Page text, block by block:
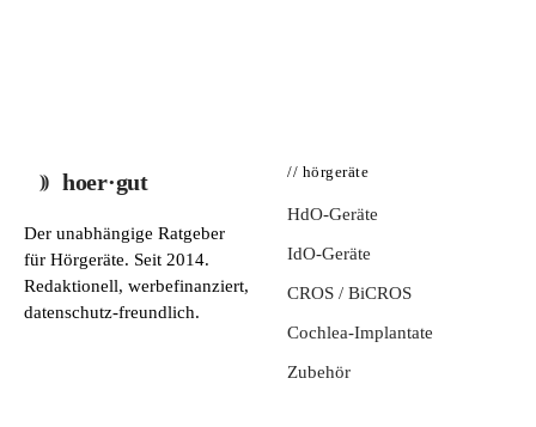
hoer·gut
Der unabhängige Ratgeber
für Hörgeräte. Seit 2014.
Redaktionell, werbefinanziert,
datenschutz-freundlich.
// hörgeräte
HdO-Geräte
IdO-Geräte
CROS / BiCROS
Cochlea-Implantate
Zubehör